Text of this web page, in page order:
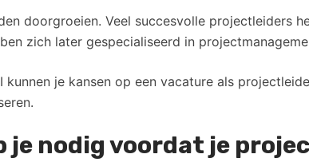
doorgroeien. Veel succesvolle projectleiders
zich later gespecialiseerd in
kunnen je kansen op een vacature als
je nodig voordat je